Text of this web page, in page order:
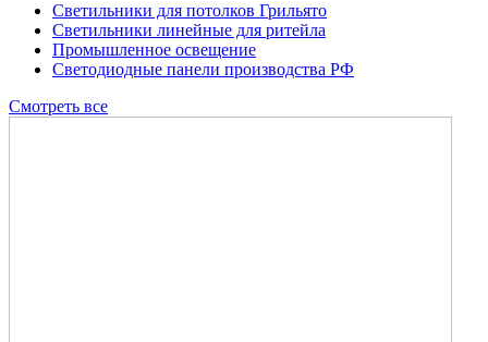
Светильники для потолков Грильято
Светильники линейные для ритейла
Промышленное освещение
Светодиодные панели производства РФ
Смотреть все